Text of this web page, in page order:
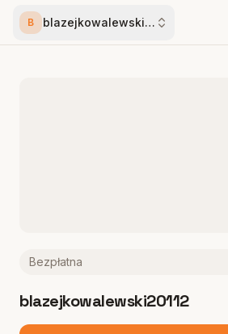
B blazejkowalewski20112
Bezpłatna
blazejkowalewski20112